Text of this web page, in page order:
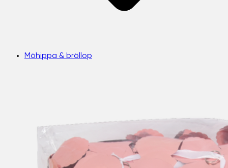
Möhippa & bröllop